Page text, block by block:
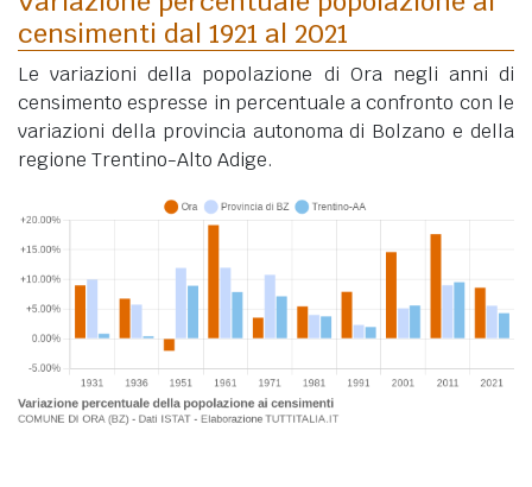
censimenti dal 1921 al 2021
Le variazioni della popolazione di Ora negli anni di
censimento espresse in percentuale a confronto con le
variazioni della provincia autonoma di Bolzano e della
regione Trentino-Alto Adige.